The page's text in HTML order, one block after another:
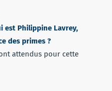
est Philippine Lavrey,
des primes ?
attendus pour cette